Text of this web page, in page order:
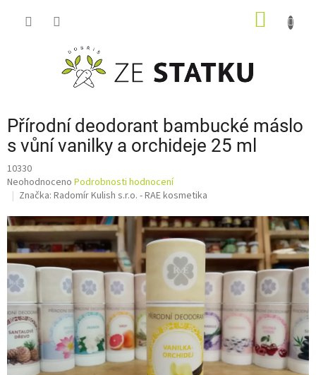
Přírodní deodorant bambucké máslo
s vůní vanilky a orchideje 25 ml
10330
Průměrné
hodnocení
je
0,0
z
5
hvězdiček.
Neohodnoceno Podrobnosti hodnocení
Značka: Radomír Kulish s.r.o. - RAE kosmetika